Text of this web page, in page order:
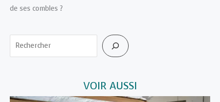
de ses combles ?
Rechercher
VOIR AUSSI